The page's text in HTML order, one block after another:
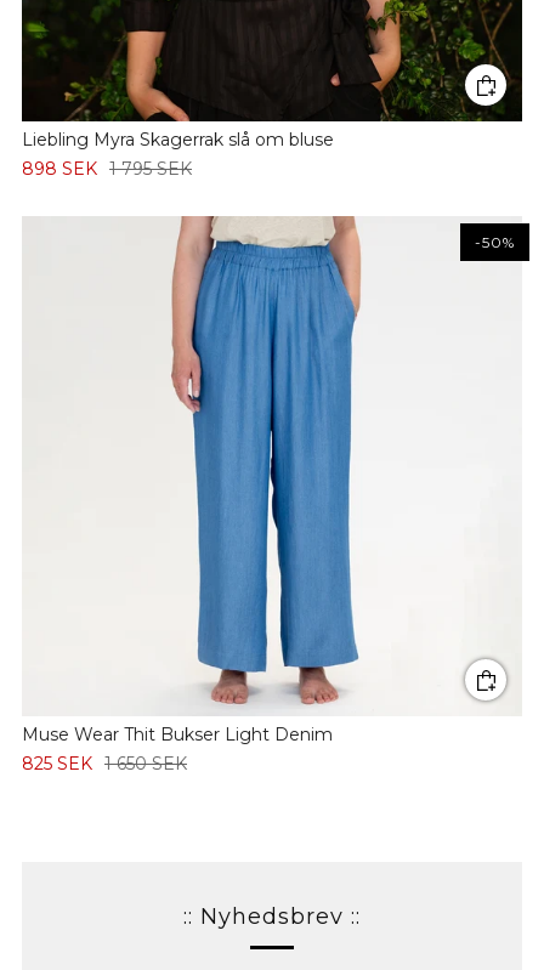
Liebling Myra Skagerrak slå om bluse
898 SEK 1 795 SEK
-50%
Muse Wear Thit Bukser Light Denim
825 SEK 1 650 SEK
:: Nyhedsbrev ::